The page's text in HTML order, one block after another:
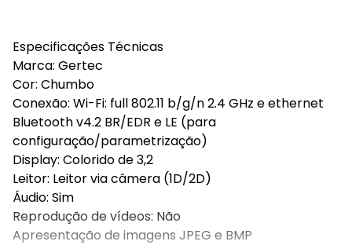
Especificações Técnicas
Marca: Gertec
Cor: Chumbo
Conexão: Wi-Fi: full 802.11 b/g/n 2.4 GHz e ethernet
Bluetooth v4.2 BR/EDR e LE (para
configuração/parametrização)
Display: Colorido de 3,2
Leitor: Leitor via câmera (1D/2D)
Áudio: Sim
Reprodução de vídeos: Não
Apresentação de imagens JPEG e BMP